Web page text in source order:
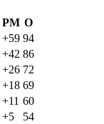
РМ О
+59 94
+42 86
+26 72
+18 69
+11 60
+5
54